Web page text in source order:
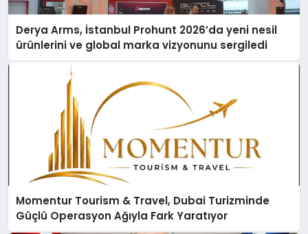
Derya Arms, İstanbul Prohunt 2026’da yeni nesil
ürünlerini ve global marka vizyonunu sergiledi
Momentur Tourism & Travel, Dubai Turizminde
Güçlü Operasyon Ağıyla Fark Yaratıyor